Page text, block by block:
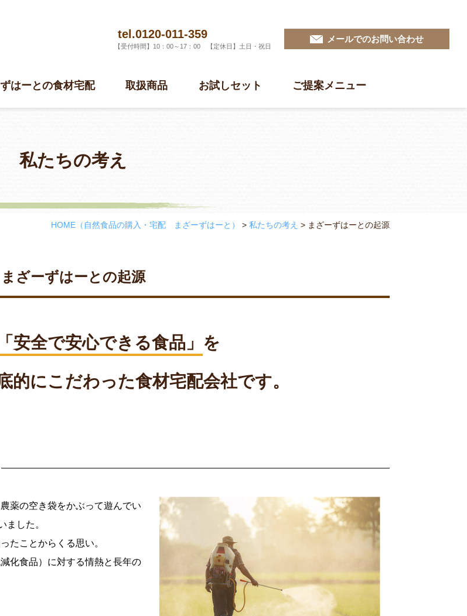
tel.0120-011-359
【受付時間】10：00～17：00 【定休日】土日・祝日
メールでのお問い合わせ
はーとの食材宅配 取扱商品 お試しセット ご提案メニュー
私たちの考え
HOME （自然食品の購入・宅配 まざーずはーと） > 私たちの考え > まざーずはーとの起源
まざーずはーとの起源
「安全で安心できる食品」 を
的にこだわった食材宅配会社です。
薬の空き袋をかぶって遊んでい
ました。
たことからくる思い。
化食品）に対する情熱と長年の